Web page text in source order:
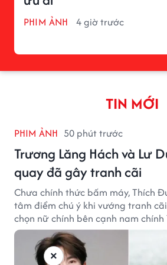
PHIM ẢNH 4 giờ trước
TIN MỚI
PHIM ẢNH 50 phút trước
Trương Lăng Hách và Lư
quay đã gây tranh cãi
Chưa chính thức bấm máy, Thích
tâm điểm chú ý khi vướng tranh
chọn nữ chính bên cạnh nam
×